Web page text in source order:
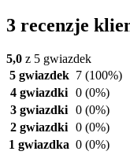
3 recenzje
5,0 z 5 gwiazdek
5 gwiazdek 7 (100%)
4 gwiazdki 0 (0%)
3 gwiazdki 0 (0%)
2 gwiazdki 0 (0%)
1 gwiazdka 0 (0%)